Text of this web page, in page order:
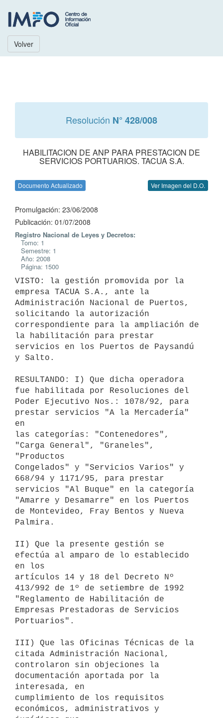
Volver
Resolución N° 428/008
HABILITACION DE ANP PARA PRESTACION DE
SERVICIOS PORTUARIOS. TACUA S.A.
Documento Actualizado Ver Imagen del D.O.
Promulgación: 23/06/2008
Publicación: 01/07/2008
Registro Nacional de Leyes y Decretos:
Tomo: 1
Semestre: 1
Año: 2008
Página: 1500
VISTO: la gestión promovida por la
empresa TACUA S.A., ante la
Administración Nacional de Puertos,
solicitando la autorización
correspondiente para la ampliación de
la habilitación para prestar
servicios en los Puertos de Paysandú
y Salto.
RESULTANDO: I) Que dicha operadora
fue habilitada por Resoluciones del
Poder Ejecutivo Nos.: 1078/92, para
prestar servicios "A la Mercadería"
en
las categorías: "Contenedores",
"Carga General", "Graneles",
"Productos
Congelados" y "Servicios Varios" y
668/94 y 1171/95, para prestar
servicios "Al Buque" en la categoría
"Amarre y Desamarre" en los Puertos
de Montevideo, Fray Bentos y Nueva
Palmira.
II) Que la presente gestión se
efectúa al amparo de lo establecido
en los
artículos 14 y 18 del Decreto Nº
413/992 de 1º de setiembre de 1992
"Reglamento de Habilitación de
Empresas Prestadoras de Servicios
Portuarios".
III) Que las Oficinas Técnicas de la
citada Administración Nacional,
controlaron sin objeciones la
documentación aportada por la
interesada, en
cumplimiento de los requisitos
económicos, administrativos y